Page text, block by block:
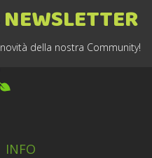
della nostra Community!
INFO